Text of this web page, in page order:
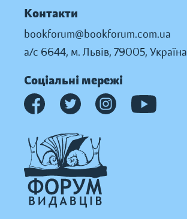
Контакти
bookforum@bookforum.com.ua
а/с 6644, м. Львів, 79005, Україна
Соціальні мережі